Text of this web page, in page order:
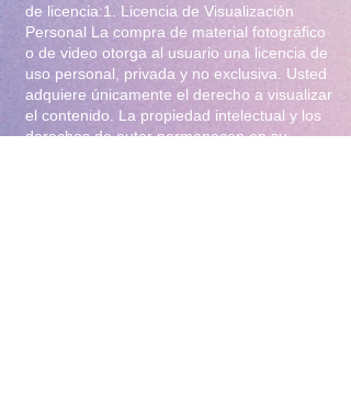
de licencia:1. Licencia de Visualización
Personal La compra de material fotográfico
o de video otorga al usuario una licencia de
uso personal, privada y no exclusiva. Usted
adquiere únicamente el derecho a visualizar
el contenido. La propiedad intelectual y los
derechos de autor permanecen en su